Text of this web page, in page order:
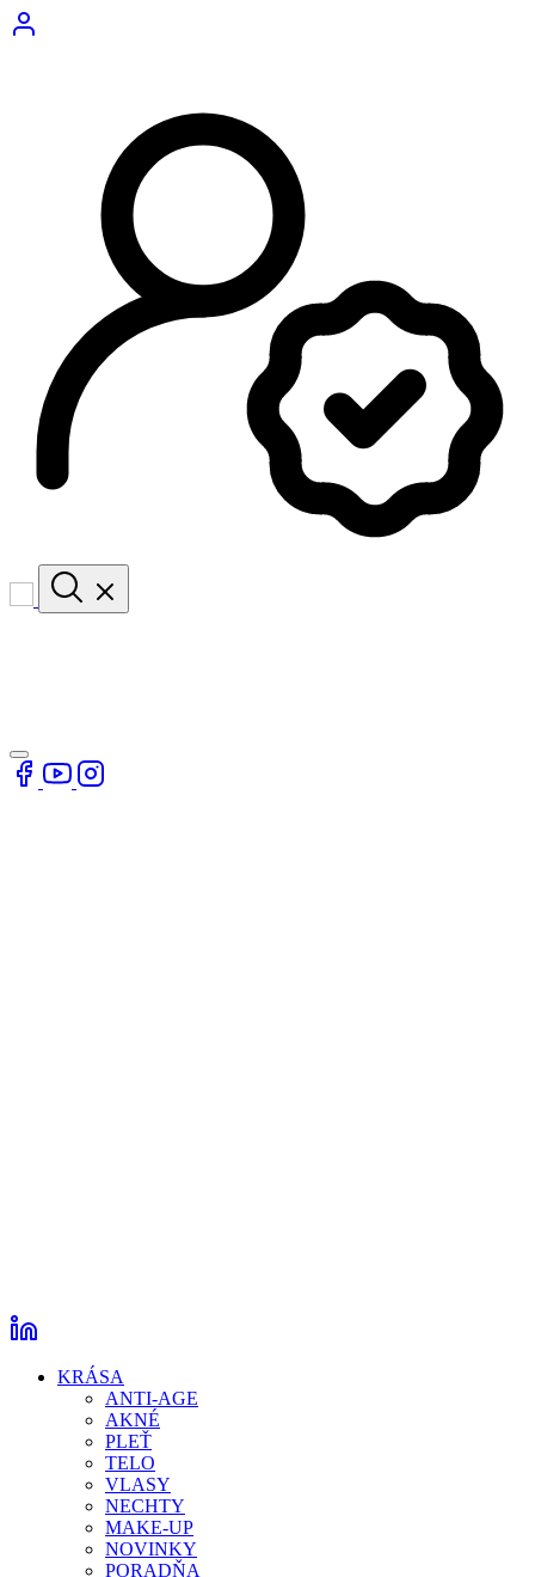
KRÁSA
ANTI-AGE
AKNÉ
PLEŤ
TELO
VLASY
NECHTY
MAKE-UP
NOVINKY
PORADŇA